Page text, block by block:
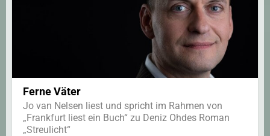
Ferne Väter
Jo van Nelsen liest und spricht im Rahmen von
„Frankfurt liest ein Buch“ zu Deniz Ohdes Roman
„Streulicht“